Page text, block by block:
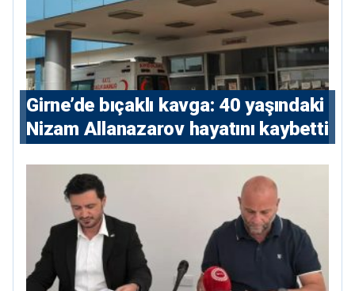
Girne’de bıçaklı kavga: 40 yaşındaki
Nizam Allanazarov hayatını kaybetti